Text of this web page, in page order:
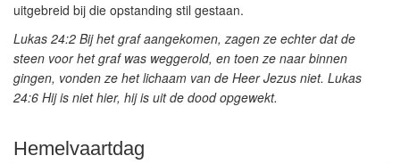
uitgebreid bij die opstanding stil gestaan.
Lukas 24:2 Bij het graf aangekomen, zagen ze echter dat de
steen voor het graf was weggerold, en toen ze naar binnen
gingen, vonden ze het lichaam van de Heer Jezus niet. Lukas
24:6 Hij is niet hier, hij is uit de dood opgewekt.
Hemelvaartdag